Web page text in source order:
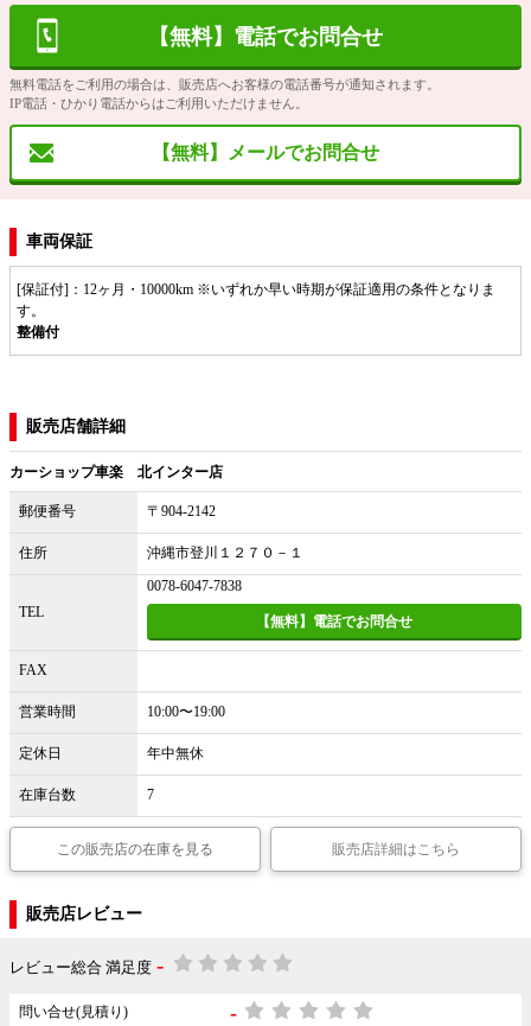
【無料】電話でお問合せ
無料電話をご利用の場合は、販売店へお客様の電話番号が通知されます。
IP電話・ひかり電話からはご利用いただけません。
【無料】メールでお問合せ
車両保証
[保証付]：12ヶ月・10000km ※いずれか早い時期が保証適用の条件となりま
す。
整備付
販売店舗詳細
カーショップ車楽 北インター店
郵便番号 〒904-2142
住所 沖縄市登川１２７０－１
TEL
0078-6047-7838
【無料】電話でお問合せ
FAX
営業時間 10:00〜19:00
定休日 年中無休
在庫台数 7
この販売店の在庫を見る 販売店詳細はこちら
販売店レビュー
レビュー総合 満足度 -
問い合せ(見積り) -